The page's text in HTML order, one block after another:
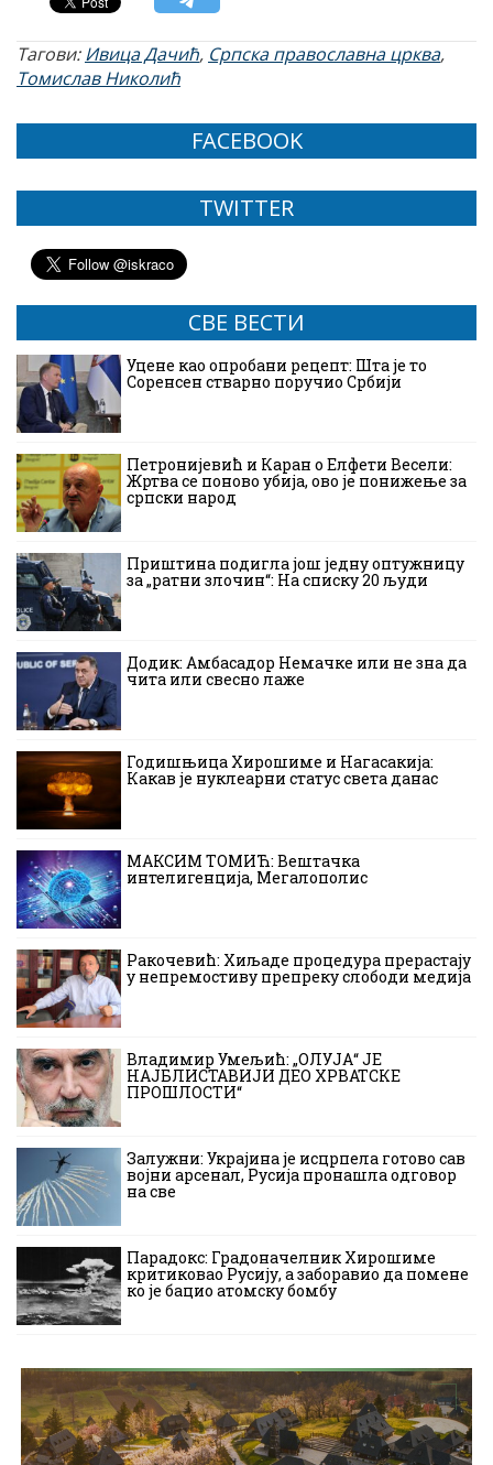
Тагови:Ивица Дачић, Српска православна црква,
Томислав Николић
FACEBOOK
TWITTER
СВЕ ВЕСТИ
Уцене као опробани рецепт: Шта је то
Соренсен стварно поручио Србији
Петронијевић и Каран о Елфети Весели:
Жртва се поново убија, ово је понижење за
српски народ
Приштина подигла још једну оптужницу
за „ратни злочин“: На списку 20 људи
Додик: Амбасадор Немачке или не зна да
чита или свесно лаже
Годишњица Хирошиме и Нагасакија:
Какав је нуклеарни статус света данас
МАКСИМ ТОМИЋ: Вештачка
интелигенција, Мегалополис
Ракочевић: Хиљаде процедура прерастају
у непремостиву препреку слободи медија
Владимир Умељић: „ОЛУЈА“ ЈЕ
НАЈБЛИСТАВИЈИ ДЕО ХРВАТСКЕ
ПРОШЛОСТИ“
Залужни: Украјина је исцрпела готово сав
војни арсенал, Русија пронашла одговор
на све
Парадокс: Градоначелник Хирошиме
критиковао Русију, а заборавио да помене
ко је бацио атомску бомбу